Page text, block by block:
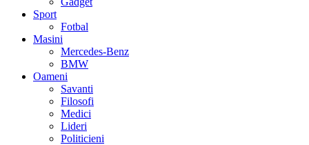
Sport
Fotbal
Masini
Mercedes-Benz
BMW
Oameni
Savanti
Filosofi
Medici
Lideri
Politicieni